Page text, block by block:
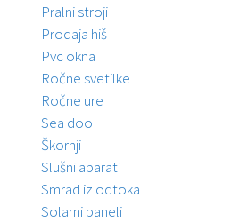
Pralni stroji
Prodaja hiš
Pvc okna
Ročne svetilke
Ročne ure
Sea doo
Škornji
Slušni aparati
Smrad iz odtoka
Solarni paneli